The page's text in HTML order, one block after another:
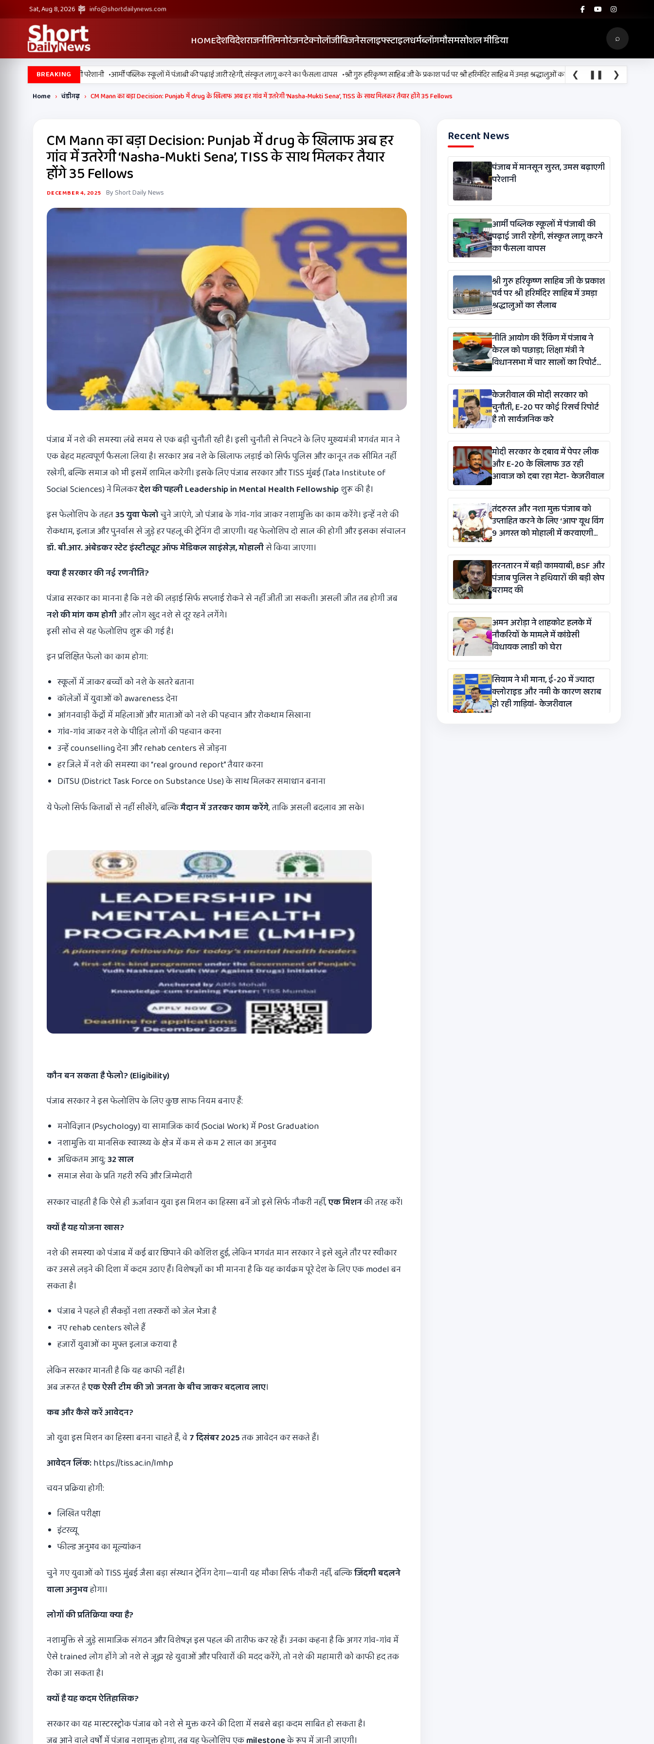
Sat, Aug 8, 2026 info@shortdailynews.com
HOMEदेशविदेशराजनीतिमनोरंजनटेक्नोलॉजीबिजनेसलाइफ्स्टाइलधर्मब्लॉगमौसमसोशल मीडिया ⌕
BREAKING
सुस्त, उमस बढ़ाएगी परेशानी •आर्मी पब्लिक स्कूलों में पंजाबी की पढ़ाई जारी रहेगी, संस्कृत लागू करने का फैसला वापस •श्री गुरु हरिकृष्ण साहिब जी के प्रकाश पर्व पर श्री हरिमंदिर साहिब में उमड़ा श्रद्धालुओं का सैलाब नीति आयोग की रैंकिंग में पंजाब
❮ ❚❚ ❯
Home › चंडीगढ़ › CM Mann का बड़ा Decision: Punjab में drug के खिलाफ अब हर गांव में उतरेगी ‘Nasha-Mukti Sena’, TISS के साथ मिलकर तैयार होंगे 35 Fellows
CM Mann का बड़ा Decision: Punjab में drug के खिलाफ अब हर
गांव में उतरेगी ‘Nasha-Mukti Sena’, TISS के साथ मिलकर तैयार
होंगे 35 Fellows
DECEMBER 4, 2025 By Short Daily News
पंजाब में नशे की समस्या लंबे समय से एक बड़ी चुनौती रही है। इसी चुनौती से निपटने के लिए मुख्यमंत्री भगवंत मान ने
एक बेहद महत्वपूर्ण फैसला लिया है। सरकार अब नशे के खिलाफ लड़ाई को सिर्फ पुलिस और कानून तक सीमित नहीं
रखेगी, बल्कि समाज को भी इसमें शामिल करेगी। इसके लिए पंजाब सरकार और TISS मुंबई (Tata Institute of
Social Sciences) ने मिलकरदेश की पहलीLeadership in Mental Health Fellowshipशुरू की है।
इस फेलोशिप के तहत35युवा फेलोचुने जाएंगे, जो पंजाब के गांव-गांव जाकर नशामुक्ति का काम करेंगे। इन्हें नशे की
रोकथाम, इलाज और पुनर्वास से जुड़े हर पहलू की ट्रेनिंग दी जाएगी। यह फेलोशिप दो साल की होगी और इसका संचालन
डॉ. बी.आर. अंबेडकर स्टेट इंस्टीट्यूट ऑफ मेडिकल साइंसेज़,मोहालीसे किया जाएगा।
क्या है सरकार की नई रणनीति?
पंजाब सरकार का मानना है कि नशे की लड़ाई सिर्फ सप्लाई रोकने से नहीं जीती जा सकती। असली जीत तब होगी जब
नशे की मांग कम होगीऔर लोग खुद नशे से दूर रहने लगेंगे।
इसी सोच से यह फेलोशिप शुरू की गई है।
इन प्रशिक्षित फेलो का काम होगा:
स्कूलों में जाकर बच्चों को नशे के खतरे बताना
कॉलेजों में युवाओं को awareness देना
आंगनवाड़ी केंद्रों में महिलाओं और माताओं को नशे की पहचान और रोकथाम सिखाना
गांव-गांव जाकर नशे के पीड़ित लोगों की पहचान करना
उन्हें counselling देना और rehab centers से जोड़ना
हर जिले में नशे की समस्या का “real ground report” तैयार करना
DiTSU (District Task Force on Substance Use) के साथ मिलकर समाधान बनाना
ये फेलो सिर्फ किताबों से नहीं सीखेंगे, बल्किमैदान में उतरकर काम करेंगे, ताकि असली बदलाव आ सके।
कौन बन सकता है फेलो? (Eligibility)
पंजाब सरकार ने इस फेलोशिप के लिए कुछ साफ नियम बनाए हैं:
मनोविज्ञान (Psychology) या सामाजिक कार्य (Social Work) में Post Graduation
नशामुक्ति या मानसिक स्वास्थ्य के क्षेत्र में कम से कम 2 साल का अनुभव
अधिकतम आयु:32साल
समाज सेवा के प्रति गहरी रुचि और जिम्मेदारी
सरकार चाहती है कि ऐसे ही ऊर्जावान युवा इस मिशन का हिस्सा बनें जो इसे सिर्फ नौकरी नहीं,एक मिशनकी तरह करें।
क्यों है यह योजना खास?
नशे की समस्या को पंजाब में कई बार छिपाने की कोशिश हुई, लेकिन भगवंत मान सरकार ने इसे खुले तौर पर स्वीकार
कर उससे लड़ने की दिशा में कदम उठाए हैं। विशेषज्ञों का भी मानना है कि यह कार्यक्रम पूरे देश के लिए एक model बन
सकता है।
पंजाब ने पहले ही सैकड़ों नशा तस्करों को जेल भेजा है
नए rehab centers खोले हैं
हजारों युवाओं का मुफ्त इलाज कराया है
लेकिन सरकार मानती है कि यह काफी नहीं है।
अब जरूरत हैएक ऐसी टीम की जो जनता के बीच जाकर बदलाव लाए।
कब और कैसे करें आवेदन?
जो युवा इस मिशन का हिस्सा बनना चाहते हैं, वे7दिसंबर2025तक आवेदन कर सकते हैं।
आवेदन लिंक:https://tiss.ac.in/lmhp
चयन प्रक्रिया होगी:
लिखित परीक्षा
इंटरव्यू
फील्ड अनुभव का मूल्यांकन
चुने गए युवाओं को TISS मुंबई जैसा बड़ा संस्थान ट्रेनिंग देगा—यानी यह मौका सिर्फ नौकरी नहीं, बल्किजिंदगी बदलने
वाला अनुभवहोगा।
लोगों की प्रतिक्रिया क्या है?
नशामुक्ति से जुड़े सामाजिक संगठन और विशेषज्ञ इस पहल की तारीफ कर रहे हैं। उनका कहना है कि अगर गांव-गांव में
ऐसे trained लोग होंगे जो नशे से जूझ रहे युवाओं और परिवारों की मदद करेंगे, तो नशे की महामारी को काफी हद तक
रोका जा सकता है।
क्यों है यह कदम ऐतिहासिक?
सरकार का यह मास्टरस्ट्रोक पंजाब को नशे से मुक्त करने की दिशा में सबसे बड़ा कदम साबित हो सकता है।
जब आने वाले वर्षों में पंजाब नशामुक्त होगा, तब यह फेलोशिप एकmilestoneके रूप में जानी जाएगी।
Recent News
पंजाब में मानसून सुस्त, उमस बढ़ाएगी
परेशानी
आर्मी पब्लिक स्कूलों में पंजाबी की
पढ़ाई जारी रहेगी, संस्कृत लागू करने
का फैसला वापस
श्री गुरु हरिकृष्ण साहिब जी के प्रकाश
पर्व पर श्री हरिमंदिर साहिब में उमड़ा
श्रद्धालुओं का सैलाब
नीति आयोग की रैंकिंग में पंजाब ने
केरल को पछाड़ा; शिक्षा मंत्री ने
विधानसभा में चार सालों का रिपोर्ट
कार्ड पेश किया
केजरीवाल की मोदी सरकार को
चुनौती, E-20 पर कोई रिसर्च रिपोर्ट
है तो सार्वजनिक करे
मोदी सरकार के दबाव में पेपर लीक
और E-20 के खिलाफ उठ रही
आवाज को दबा रहा मेटा- केजरीवाल
तंदरुस्त और नशा मुक्त पंजाब को
उप्ताहित करने के लिए ‘आप’ यूथ विंग
9 अगस्त को मोहाली में करवाएगी
मैराथन
तरनतारन में बड़ी कामयाबी, BSF और
पंजाब पुलिस ने हथियारों की बड़ी खेप
बरामद की
अमन अरोड़ा ने शाहकोट हलके में
नौकरियों के मामले में कांग्रेसी
विधायक लाडी को घेरा
सियाम ने भी माना, ई-20 में ज्यादा
क्लोराइड और नमी के कारण खराब
हो रही गाड़ियां- केजरीवाल